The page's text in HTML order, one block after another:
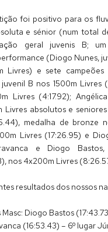
foi positivo para os
e sénior (num total de
geral juvenis B;
(Diogo Nunes,
Livres) e sete
B nos 1500m Livres
Livres (4:17.92);
Livres absolutos e
medalha de bronze
Livres (17:26.95) e
e Diogo Bastos,
nos 4x200m Livres
resultados dos nossos
Diogo Bastos
(16:53.43) – 6º lugar